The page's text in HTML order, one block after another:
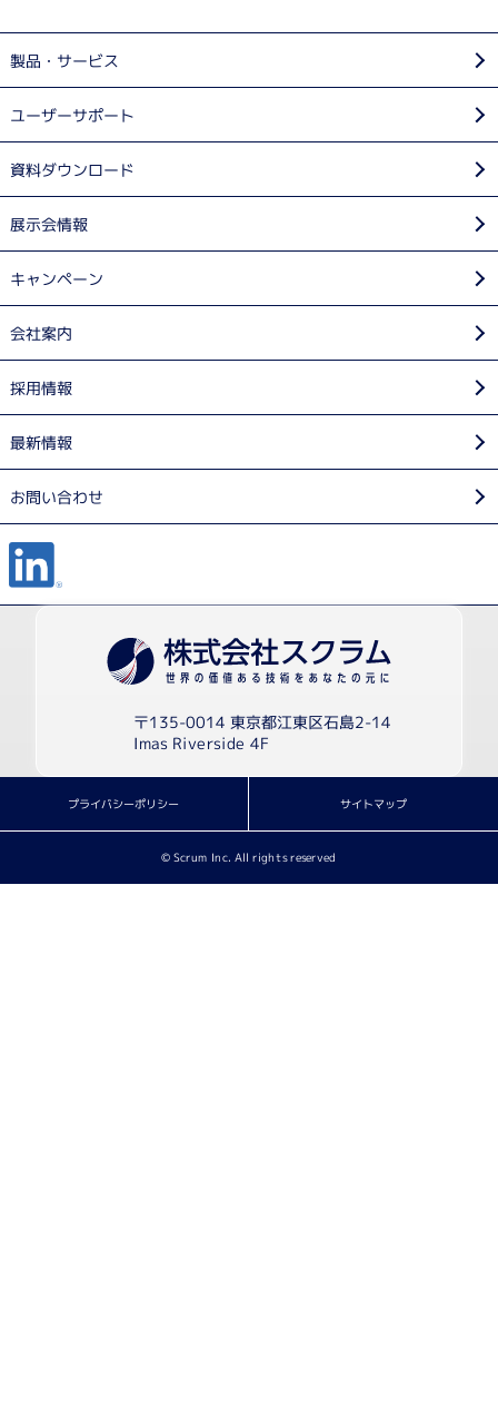
〒135-0014 東京都江東区石島2-14
Imas Riverside 4F
製品・サービス
ユーザーサポート
資料ダウンロード
展示会情報
キャンペーン
会社案内
採用情報
最新情報
お問い合わせ
プライバシーポリシー サイトマップ
© Scrum Inc. All rights reserved